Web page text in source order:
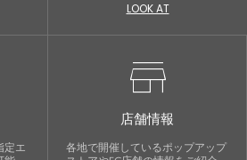
LOOK AT
定エ
store
店舗情報
各地で開催しているポップアップ